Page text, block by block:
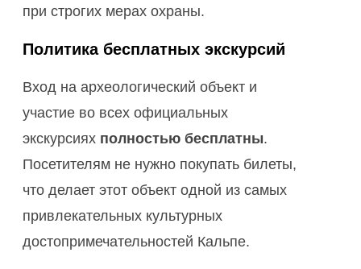
при строгих мерах охраны.
Политика бесплатных экскурсий
Вход на археологический объект и
участие во всех официальных
экскурсиях полностью бесплатны.
Посетителям не нужно покупать билеты,
что делает этот объект одной из самых
привлекательных культурных
достопримечательностей Кальпе.